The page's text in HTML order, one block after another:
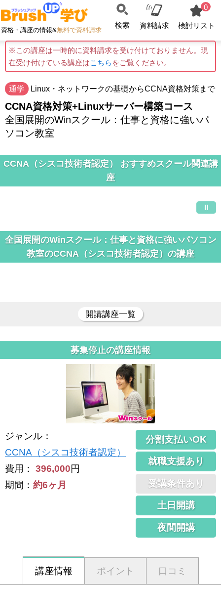
資格・講座の情報&無料で資料請求
検索 資料請求
0
検討リスト
※この講座は一時的に資料請求を受け付けておりません。現
在受け付けている講座はこちら をご覧ください。
通学 Linux・ネットワークの基礎からCCNA資格対策まで
CCNA資格対策+Linuxサーバー構築コース
全国展開のWinスクール：仕事と資格に強いパ
ソコン教室
CCNA（シスコ技術者認定） おすすめスクール関連講
座
全国展開のWinスクール：仕事と資格に強いパソコン
教室のCCNA（シスコ技術者認定）の講座
開講講座一覧
募集停止の講座情報
ジャンル ：
CCNA（シスコ技術者認定）
費用： 396,000円
期間： 約6ヶ月
分割支払いOK
就職支援あり
受講条件あり
土日開講
夜間開講
講座情報 ポイント 口コミ